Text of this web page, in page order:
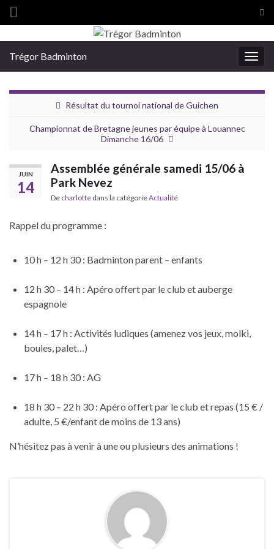
Search for:
Trégor Badminton
Résultat du tournoi national de Guichen
Championnat de Bretagne jeunes par équipe à Louannec
Dimanche 16/06
JUIN
14
Assemblée générale samedi 15/06 à
Park Nevez
De charlotte dans la catégorieActualité
Rappel du programme :
10 h – 12 h 30 : Badminton parent – enfants
12 h 30 – 14 h : Apéro offert par le club et auberge
espagnole
14 h – 17 h : Activités ludiques (amenez vos jeux, molki,
boules, palet…)
17 h – 18 h 30 : AG
18 h 30 – 22 h 30 : Apéro offert par le club et repas (15 € /
adulte, 5 €/enfant de moins de 13 ans)
N’hésitez pas à venir à une ou plusieurs des animations !